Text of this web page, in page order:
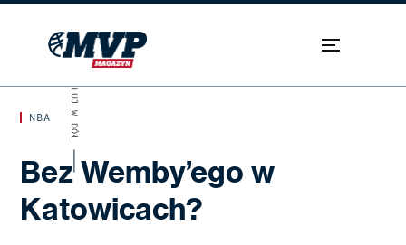
NBA
Bez Wemby’ego w
Katowicach?
SKROLUJ W DÓŁ